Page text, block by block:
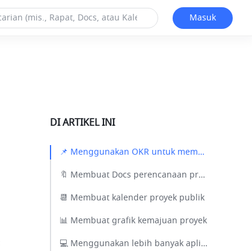
Masuk
DI ARTIKEL INI
📌 Menggunakan OKR untuk memecah tujuan​
🔖 Membuat Docs perencanaan proyek​
📆 Membuat kalender proyek publik​
📊 Membuat grafik kemajuan proyek​
💻 Menggunakan lebih banyak aplikasi untuk membantu manajemen​